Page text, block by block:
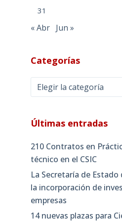
31
« Abr Jun »
Categorías
Categorías
Últimas entradas
210 Contratos en
técnico en el CSIC
La Secretaría de
la incorporación de
empresas
14 nuevas plazas para